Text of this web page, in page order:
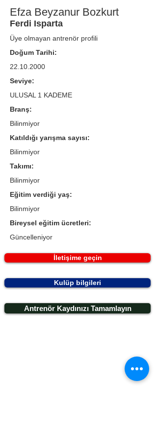
Efza Beyzanur Bozkurt
Ferdi Isparta
Üye olmayan antrenör profili
Doğum Tarihi:
22.10.2000
Seviye:
ULUSAL 1 KADEME
Branş:
Bilinmiyor
Katıldığı yarışma sayısı:
Bilinmiyor
Takımı:
Bilinmiyor
Eğitim verdiği yaş:
Bilinmiyor
Bireysel eğitim ücretleri:
Güncelleniyor
İletişime geçin
Kulüp bilgileri
Antrenör Kaydınızı Tamamlayın